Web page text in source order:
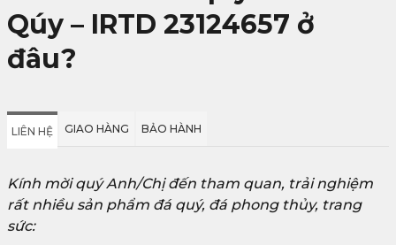
Qúy – IRTD 23124657 ở
đâu?
LIÊN HỆ GIAO HÀNG BẢO HÀNH
Kính mời quý Anh/Chị đến tham quan, trải nghiệm
rất nhiều sản phẩm đá quý, đá phong thủy, trang
sức: